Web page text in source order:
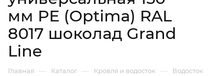
мм PE (Optima) RAL
8017 шоколад Grand
Line
Главная — Каталог — Кровля и водосток — Водосток